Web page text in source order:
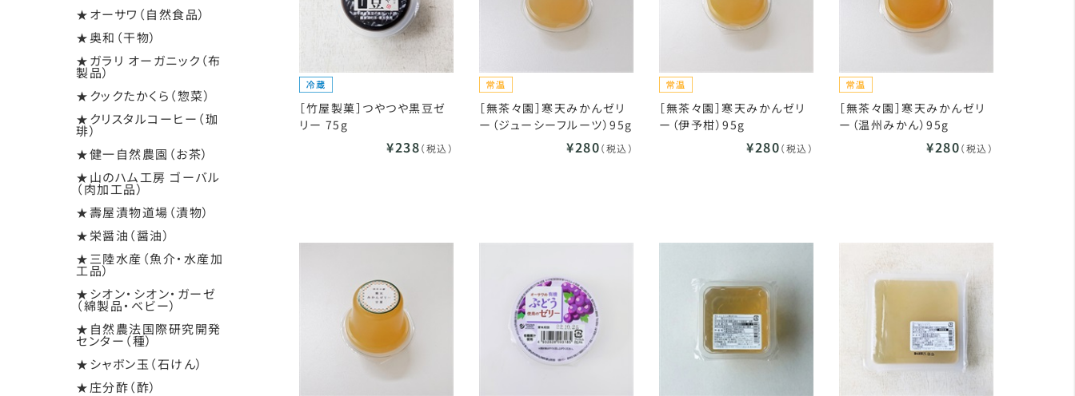
★オーサワ（自然食品）
★奥和（干物）
★ガラリ オーガニック（布
製品）
★クックたかくら（惣菜）
★クリスタルコーヒー（珈
琲）
★健一自然農園（お茶）
★山のハム工房 ゴーバル
（肉加工品）
★壽屋漬物道場（漬物）
★栄醤油（醤油）
★三陸水産（魚介・水産加
工品）
★シオン・シオン・ガーゼ
（綿製品・ベビー）
★自然農法国際研究開発
センター（種）
★シャボン玉（石けん）
★庄分酢（酢）
［竹屋製菓］つやつや黒豆ゼ
リー 75g
¥238（税込）
［無茶々園］寒天みかんゼリ
ー（ジューシーフルーツ）95g
¥280（税込）
［無茶々園］寒天みかんゼリ
ー（伊予柑）95g
¥280（税込）
［無茶々園］寒天みかんゼリ
ー（温州みかん）95g
¥280（税込）